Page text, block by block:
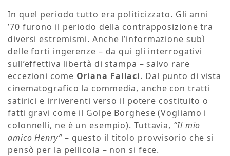
In quel periodo tutto era politicizzato. Gli anni
’70 furono il periodo della contrapposizione tra
diversi estremismi. Anche l’informazione subì
delle forti ingerenze – da qui gli interrogativi
sull’effettiva libertà di stampa – salvo rare
eccezioni come Oriana Fallaci. Dal punto di vista
cinematografico la commedia, anche con tratti
satirici e irriverenti verso il potere costituito o
fatti gravi come il Golpe Borghese (Vogliamo i
colonnelli, ne è un esempio). Tuttavia, “Il mio
amico Henry”– questo il titolo provvisorio che si
pensò per la pellicola – non si fece.